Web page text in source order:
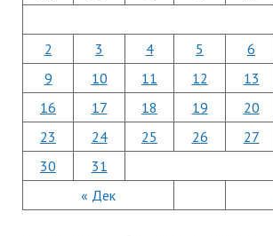
« Дек
2
3 4 5 6
9
10 11 12 13
16
17 18 19 20
23
24 25 26 27
30
31